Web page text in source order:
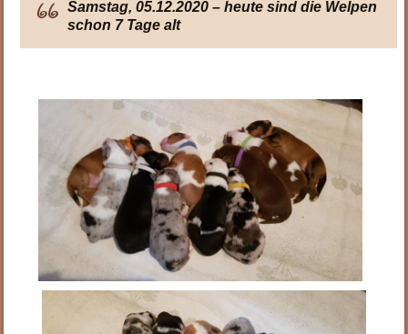
Samstag, 05.12.2020 – heute sind die Welpen
schon 7 Tage alt